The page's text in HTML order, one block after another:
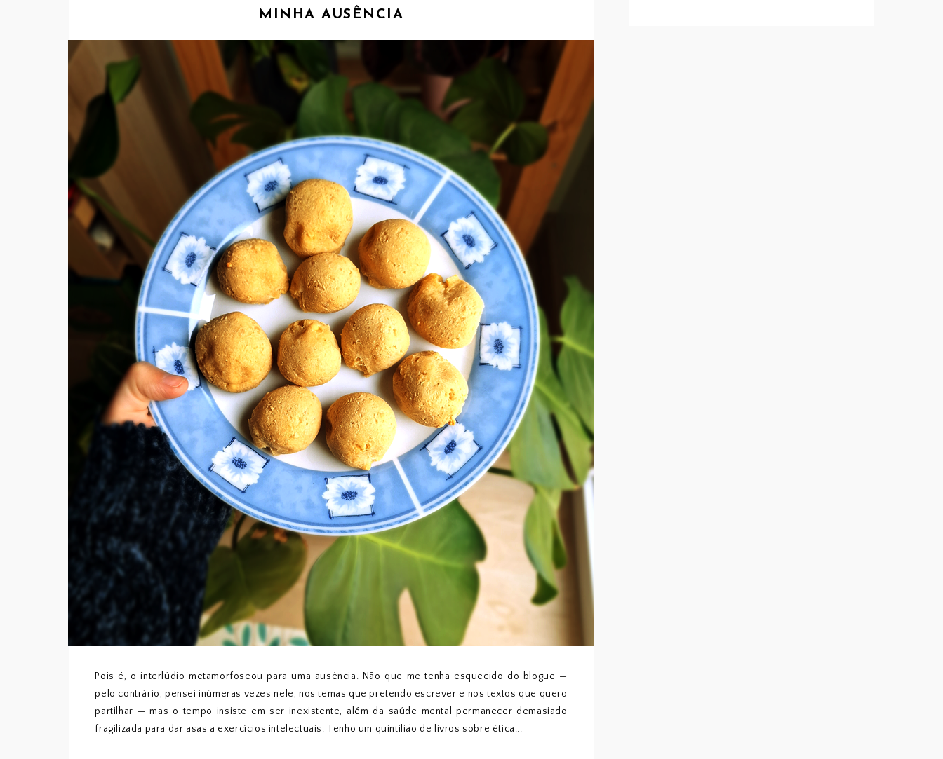
MINHA AUSÊNCIA
Pois é, o interlúdio metamorfoseou para uma ausência. Não que me tenha esquecido do blogue —
pelo contrário, pensei inúmeras vezes nele, nos temas que pretendo escrever e nos textos que quero
partilhar — mas o tempo insiste em ser inexistente, além da saúde mental permanecer demasiado
fragilizada para dar asas a exercícios intelectuais. Tenho um quintilião de livros sobre ética...